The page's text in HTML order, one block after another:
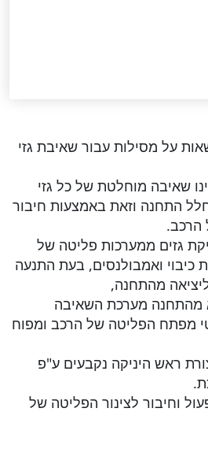
על מסילות עבור שאיבת גזי
שאיבה מוחלטת של כל גזי
התחנה וזאת באמצעות חיבור
הרכב.
גזים ממערכות פליטה של
כיבוי ואמבולנסים, בעת התנעה
מהתחנה,
מהתחנה מערכת השאיבה
מפתח הפליטה של הרכב ומפוח
ראש היניקה נקבעים ע"פ
וחיבור לצינור הפליטה של